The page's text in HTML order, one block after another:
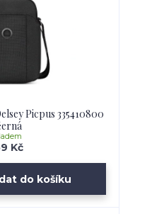
Picpus 335410800
Kč
do košíku